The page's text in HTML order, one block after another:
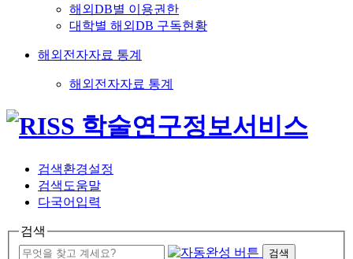
해외DB별 이용권한
대학별 해외DB 구독현황
해외전자자료 통계
해외전자자료 통계
검색환경설정
검색도움말
다국어입력
검색
검색